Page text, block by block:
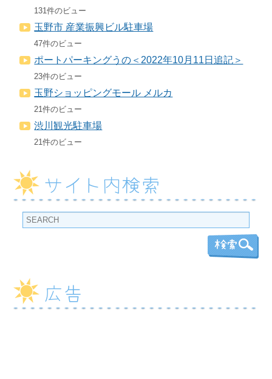
131件のビュー
玉野市 産業振興ビル駐車場
47件のビュー
ポートパーキングうの＜2022年10月11日追記＞
23件のビュー
玉野ショッピングモール メルカ
21件のビュー
渋川観光駐車場
21件のビュー
サイト内検索
広告